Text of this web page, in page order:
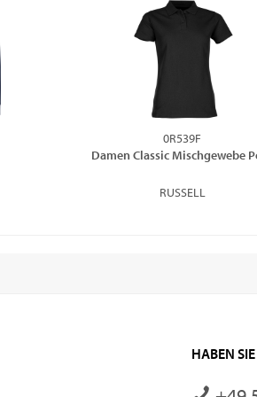
0R539F
Damen Classic Mischgewebe
RUSSELL
HABEN